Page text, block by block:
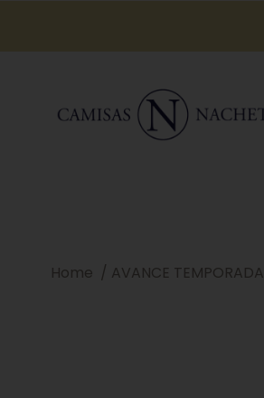
Home AVANCE TEMPORADA